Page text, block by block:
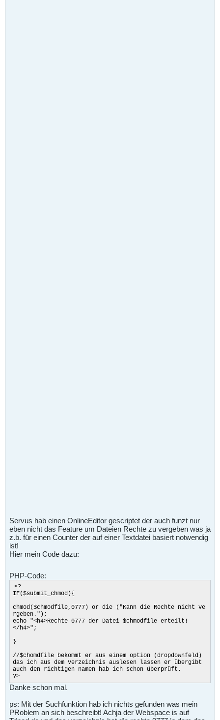
Servus hab einen OnlineEditor gescriptet der auch funzt nur
eben nicht das Feature um Dateien Rechte zu vergeben was ja
z.b. für einen Counter der auf einer Textdatei basiert notwendig
ist!
Hier mein Code dazu:
PHP-Code:
<?
IF($submit_chmod){
chmod($chmodfile,0777) or die ("Kann die Rechte nicht ve
rgeben.");
echo "<h4>Rechte 0777 der Datei $chmodfile erteilt!
</h4>";
}
//$chomdfile bekommt er aus einem option (dropdownfeld)
das ich aus dem Verzeichnis auslesen lassen er übergibt
auch den richtigen namen hab ich schon überprüft.
?>
Danke schon mal.
ps: Mit der Suchfunktion hab ich nichts gefunden was mein
PRoblem an sich beschreibt! Achja der Webspace is auf